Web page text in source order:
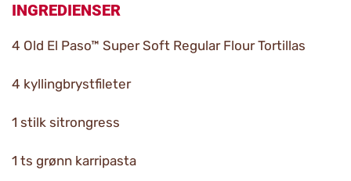
INGREDIENSER
4 Old El Paso™ Super Soft Regular Flour Tortillas
4 kyllingbrystfileter
1 stilk sitrongress
1 ts grønn karripasta